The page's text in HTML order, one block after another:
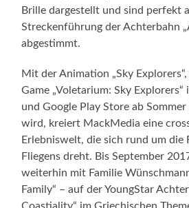
Brille dargestellt und sind perfekt
Streckenführung der Achterbahn
abgestimmt.
Mit der Animation „Sky
Game „Voletarium: Sky
und Google Play Store ab
wird, kreiert MackMedia eine
Erlebniswelt, die sich rund um die
Fliegens dreht. Bis September
weiterhin mit Familie
Family“ – auf der YoungStar